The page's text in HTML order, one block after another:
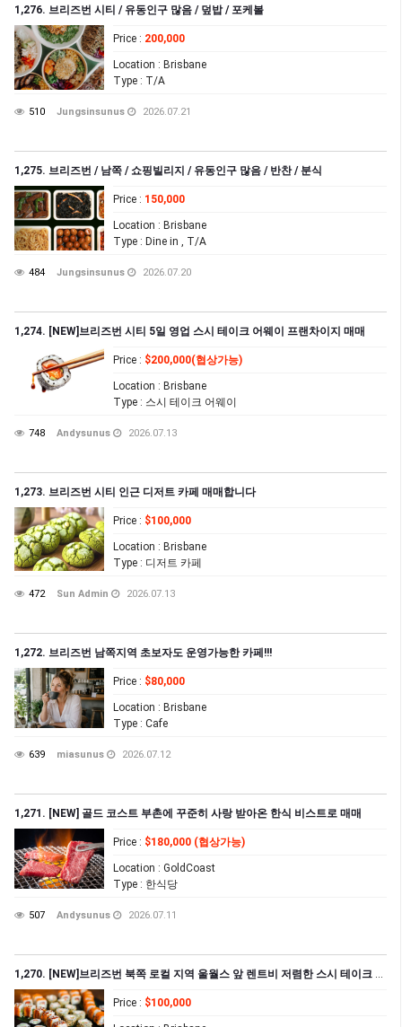
1,276. 브리즈번 시티 / 유동인구 많음 / 덮밥 / 포케볼
Price : 200,000
Location : Brisbane
Type : T/A
510 Jungsinsunus 2026.07.21
1,275. 브리즈번 / 남쪽 / 쇼핑빌리지 / 유동인구 많음 / 반찬 / 분식
Price : 150,000
Location : Brisbane
Type : Dine in , T/A
484 Jungsinsunus 2026.07.20
1,274. [NEW]브리즈번 시티 5일 영업 스시 테이크 어웨이 프랜차이지 매매
Price : $200,000(협상가능)
Location : Brisbane
Type : 스시 테이크 어웨이
748 Andysunus 2026.07.13
1,273. 브리즈번 시티 인근 디저트 카페 매매합니다
Price : $100,000
Location : Brisbane
Type : 디저트 카페
472 Sun Admin 2026.07.13
1,272. 브리즈번 남쪽지역 초보자도 운영가능한 카페!!!
Price : $80,000
Location : Brisbane
Type : Cafe
639 miasunus 2026.07.12
1,271. [NEW] 골드 코스트 부촌에 꾸준히 사랑 받아온 한식 비스트로 매매
Price : $180,000 (협상가능)
Location : GoldCoast
Type : 한식당
507 Andysunus 2026.07.11
1,270. [NEW]브리즈번 북쪽 로컬 지역 울월스 앞 렌트비 저렴한 스시 테이크 어웨이 집($1,502.57+GST)
Price : $100,000